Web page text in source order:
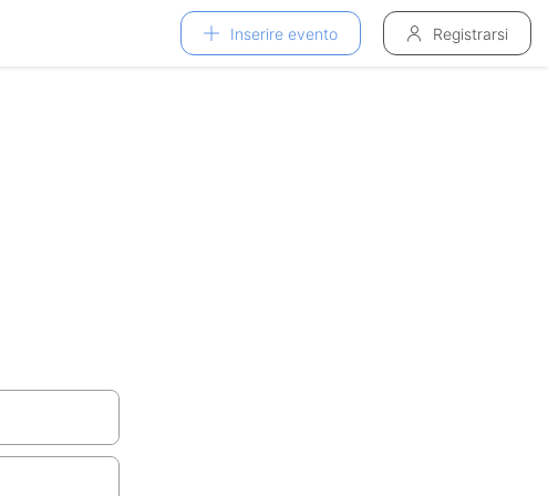
Inserire evento Registrarsi